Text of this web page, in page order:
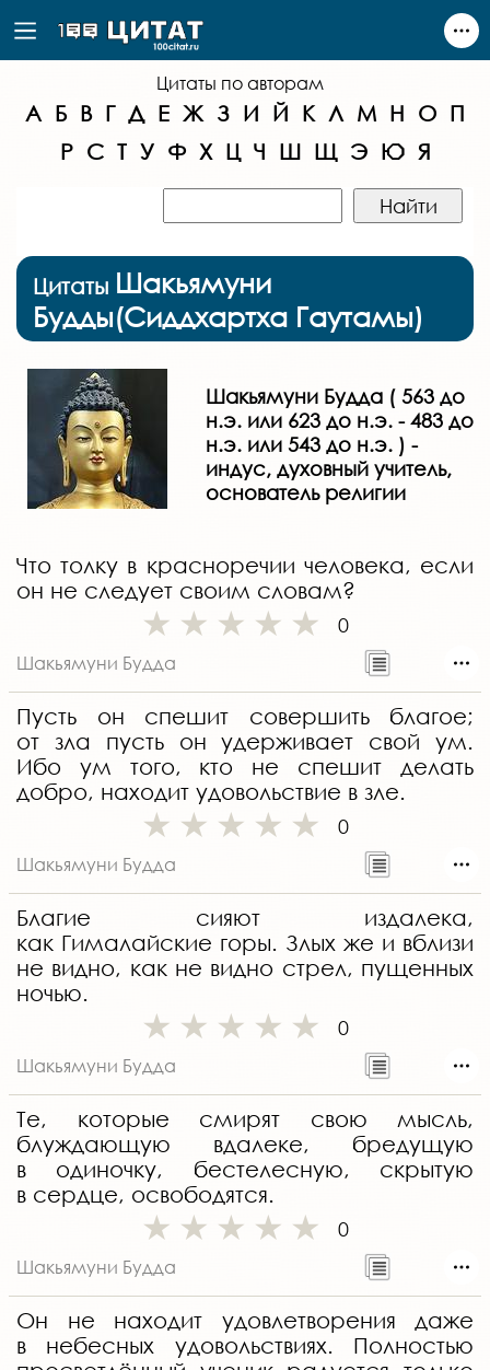
Цитаты по авторам
А Б В Г Д Е Ж З И Й К Л М Н О П
Р С Т У Ф Х Ц Ч Ш Щ Э Ю Я
Цитаты Шакьямуни
Будды(Сиддхартха Гаутамы)
Шакьямуни Будда ( 563 до
н.э. или 623 до н.э. - 483 до
н.э. или 543 до н.э. ) -
индус, духовный учитель,
основатель религии
Что толку в красноречии человека, если
он не следует своим словам?
0
Шакьямуни Будда
Пусть он спешит совершить благое;
от зла пусть он удерживает свой ум.
Ибо ум того, кто не спешит делать
добро, находит удовольствие в зле.
0
Шакьямуни Будда
Благие сияют издалека,
как Гималайские горы. Злых же и вблизи
не видно, как не видно стрел, пущенных
ночью.
0
Шакьямуни Будда
Те, которые смирят свою мысль,
блуждающую вдалеке, бредущую
в одиночку, бестелесную, скрытую
в сердце, освободятся.
0
Шакьямуни Будда
Он не находит удовлетворения даже
в небесных удовольствиях. Полностью